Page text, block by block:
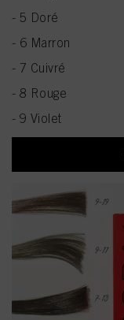
- 5 Doré
- 6 Marron
- 7 Cuivré
- 8 Rouge
- 9 Violet